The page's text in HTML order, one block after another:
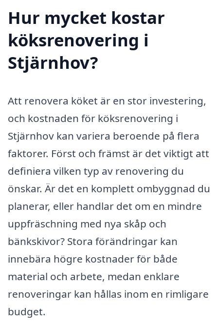
Hur mycket kostar
köksrenovering i
Stjärnhov?
Att renovera köket är en stor investering,
och kostnaden för köksrenovering i
Stjärnhov kan variera beroende på flera
faktorer. Först och främst är det viktigt att
definiera vilken typ av renovering du
önskar. Är det en komplett ombyggnad du
planerar, eller handlar det om en mindre
uppfräschning med nya skåp och
bänkskivor? Stora förändringar kan
innebära högre kostnader för både
material och arbete, medan enklare
renoveringar kan hållas inom en rimligare
budget.